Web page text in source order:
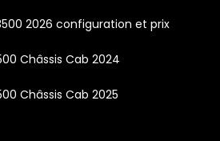
2026 configuration et prix
Châssis Cab 2024
Châssis Cab 2025